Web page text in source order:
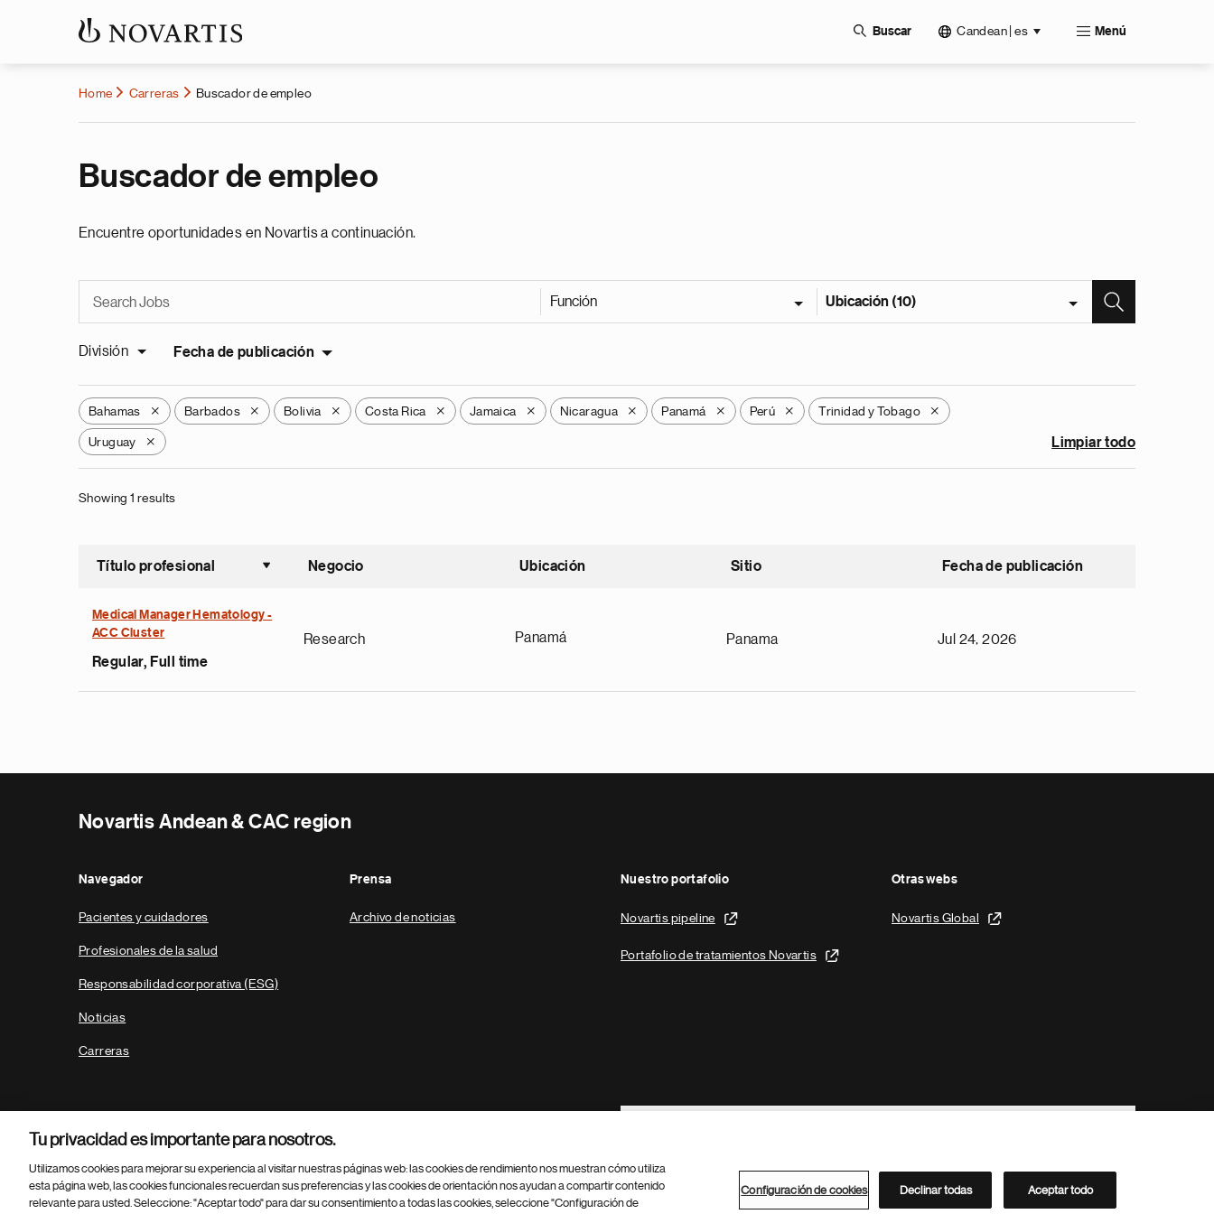
Buscar Candean | es Menú
Home Carreras Buscador de empleo
Buscador de empleo
Encuentre oportunidades en Novartis a continuación.
Función Ubicación (10)
División Fecha de publicación
Bahamas X Barbados X Bolivia X Costa Rica X Jamaica X Nicaragua X Panamá X Perú X Trinidad y Tobago X
Uruguay X Limpiar todo
Showing 1 results
Título profesional
Ordenar ascendente
Negocio Ubicación Sitio Fecha de publicación
Medical Manager Hematology -
ACC Cluster
Regular, Full time
Research Panamá Panama Jul 24, 2026
Novartis Andean & CAC region
Navegador
Pacientes y cuidadores
Profesionales de la salud
Responsabilidad corporativa (ESG)
Noticias
Carreras
Prensa
Archivo de noticias
Nuestro portafolio
Novartis pipeline
Portafolio de tratamientos Novartis
Otras webs
Novartis Global
Footer Site Search
Parte
© 2026 Novartis AG Directorio de Novartis
Tu privacidad es importante para nosotros.
Utilizamos cookies para mejorar su experiencia al visitar nuestras páginas web: las cookies de rendimiento nos muestran cómo utiliza
esta página web, las cookies funcionales recuerdan sus preferencias y las cookies de orientación nos ayudan a compartir contenido
relevante para usted. Seleccione: "Aceptar todo" para dar su consentimiento a todas las cookies, seleccione "Configuración de
Configuración de cookies Declinar todas Aceptar todo